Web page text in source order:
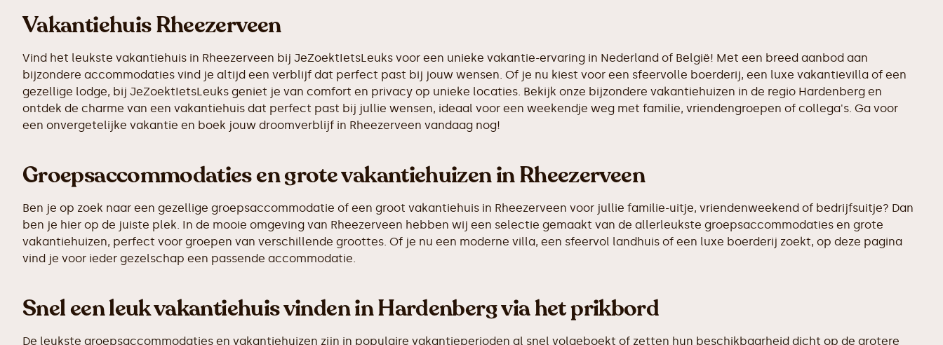
Vakantiehuis Rheezerveen
Vind het leukste vakantiehuis in Rheezerveen bij JeZoektIetsLeuks voor een unieke vakantie-ervaring in Nederland of België! Met een breed aanbod aan
bijzondere accommodaties vind je altijd een verblijf dat perfect past bij jouw wensen. Of je nu kiest voor een sfeervolle boerderij, een luxe vakantievilla of een
gezellige lodge, bij JeZoektIetsLeuks geniet je van comfort en privacy op unieke locaties. Bekijk onze bijzondere vakantiehuizen in de regio Hardenberg en
ontdek de charme van een vakantiehuis dat perfect past bij jullie wensen, ideaal voor een weekendje weg met familie, vriendengroepen of collega's. Ga voor
een onvergetelijke vakantie en boek jouw droomverblijf in Rheezerveen vandaag nog!
Groepsaccommodaties en grote vakantiehuizen in Rheezerveen
Ben je op zoek naar een gezellige groepsaccommodatie of een groot vakantiehuis in Rheezerveen voor jullie familie-uitje, vriendenweekend of bedrijfsuitje? Dan
ben je hier op de juiste plek. In de mooie omgeving van Rheezerveen hebben wij een selectie gemaakt van de allerleukste groepsaccommodaties en grote
vakantiehuizen, perfect voor groepen van verschillende groottes. Of je nu een moderne villa, een sfeervol landhuis of een luxe boerderij zoekt, op deze pagina
vind je voor ieder gezelschap een passende accommodatie.
Snel een leuk vakantiehuis vinden in Hardenberg via het prikbord
De leukste groepsaccommodaties en vakantiehuizen zijn in populaire vakantieperioden al snel volgeboekt of zetten hun beschikbaarheid dicht op de grotere